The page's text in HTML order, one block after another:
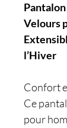
Velours
l’Hiver
Confort
Ce
pour